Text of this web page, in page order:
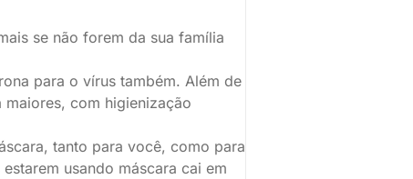
se não forem da sua família
para o vírus também. Além de
com higienização
tanto para você, como para
usando máscara cai em